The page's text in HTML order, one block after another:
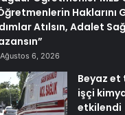
Haklarını
Atılsın, Adalet
Ağustos 6, 2026
Beyaz et
işçi
etkilendi